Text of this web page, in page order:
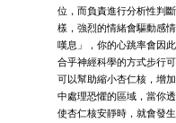
位，而負責進行分析性判
樣，強烈的情緒會驅動感
嘆息」，你的心跳率會因
合乎神經科學的方式步行
可以幫助縮小杏仁核，增
中處理恐懼的區域，當你
使杏仁核安靜時，就會發